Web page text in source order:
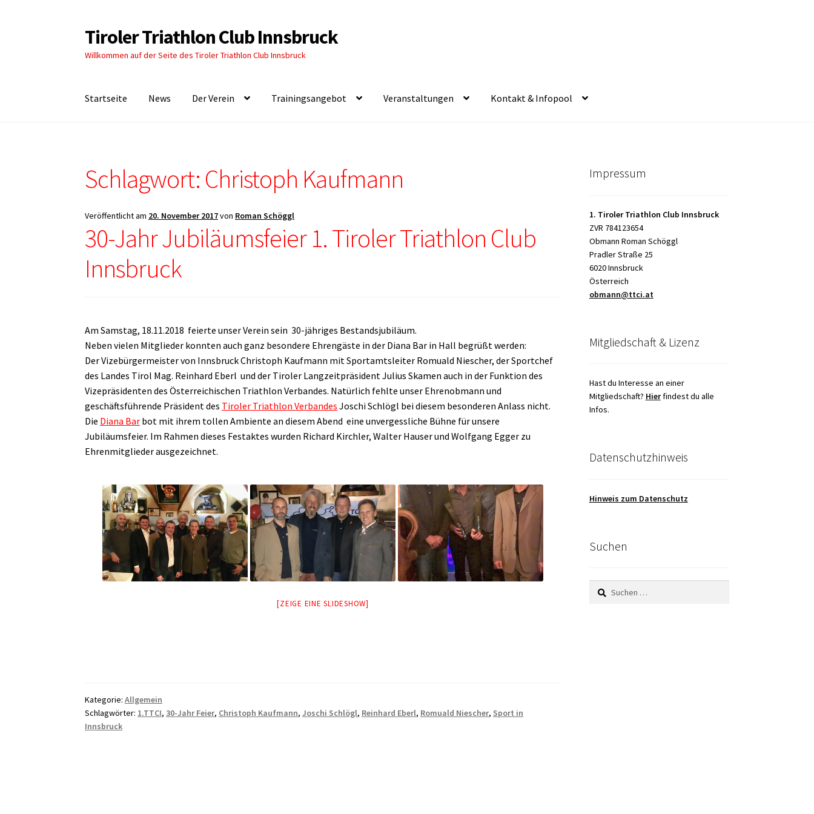
Zur
Navigation
springen
Zum
Inhalt
springen
Tiroler Triathlon Club Innsbruck
Willkommen auf der Seite des Tiroler Triathlon Club Innsbruck
Startseite News Der Verein Trainingsangebot Veranstaltungen Kontakt & Infopool
Schlagwort: Christoph Kaufmann
Veröffentlicht am 20. November 2017von Roman Schöggl
30-Jahr Jubiläumsfeier 1. Tiroler Triathlon Club
Innsbruck
Am Samstag, 18.11.2018 feierte unser Verein sein 30-jähriges Bestandsjubiläum.
Neben vielen Mitglieder konnten auch ganz besondere Ehrengäste in der Diana Bar in Hall begrüßt werden:
Der Vizebürgermeister von Innsbruck Christoph Kaufmann mit Sportamtsleiter Romuald Niescher, der Sportchef
des Landes Tirol Mag. Reinhard Eberl und der Tiroler Langzeitpräsident Julius Skamen auch in der Funktion des
Vizepräsidenten des Österreichischen Triathlon Verbandes. Natürlich fehlte unser Ehrenobmann und
geschäftsführende Präsident des Tiroler Triathlon Verbandes Joschi Schlögl bei diesem besonderen Anlass nicht.
Die Diana Bar bot mit ihrem tollen Ambiente an diesem Abend eine unvergessliche Bühne für unsere
Jubiläumsfeier. Im Rahmen dieses Festaktes wurden Richard Kirchler, Walter Hauser und Wolfgang Egger zu
Ehrenmitglieder ausgezeichnet.
[ZEIGE EINE SLIDESHOW]
Kategorie:Allgemein
Schlagwörter: 1.TTCI, 30-Jahr Feier, Christoph Kaufmann,Joschi Schlögl, Reinhard Eberl, Romuald Niescher, Sport in
Innsbruck
Impressum
1. Tiroler Triathlon Club Innsbruck
ZVR 784123654
Obmann Roman Schöggl
Pradler Straße 25
6020 Innsbruck
Österreich
obmann@ttci.at
Mitgliedschaft & Lizenz
Hast du Interesse an einer
Mitgliedschaft? Hierfindest du alle
Infos.
Datenschutzhinweis
Hinweis zum Datenschutz
Suchen
Suchen
nach: